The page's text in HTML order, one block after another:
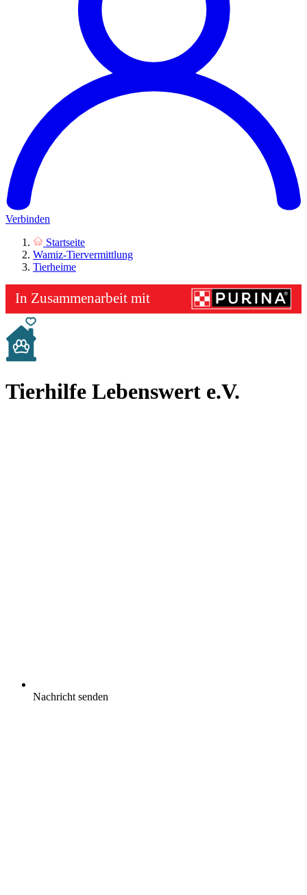
Verbinden
Startseite
Wamiz-Tiervermittlung
Tierheime
Tierhilfe Lebenswert e.V.
Nachricht senden